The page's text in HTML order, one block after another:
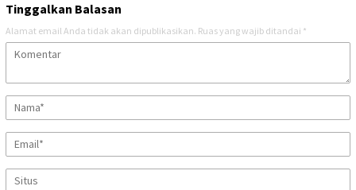
Tinggalkan Balasan
Alamat email Anda tidak akan dipublikasikan. Ruas yang wajib ditandai *